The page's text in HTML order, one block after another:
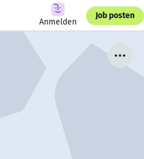
Anmelden
Job posten